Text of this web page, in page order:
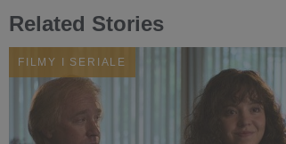
Related Stories
FILMY I SERIALE